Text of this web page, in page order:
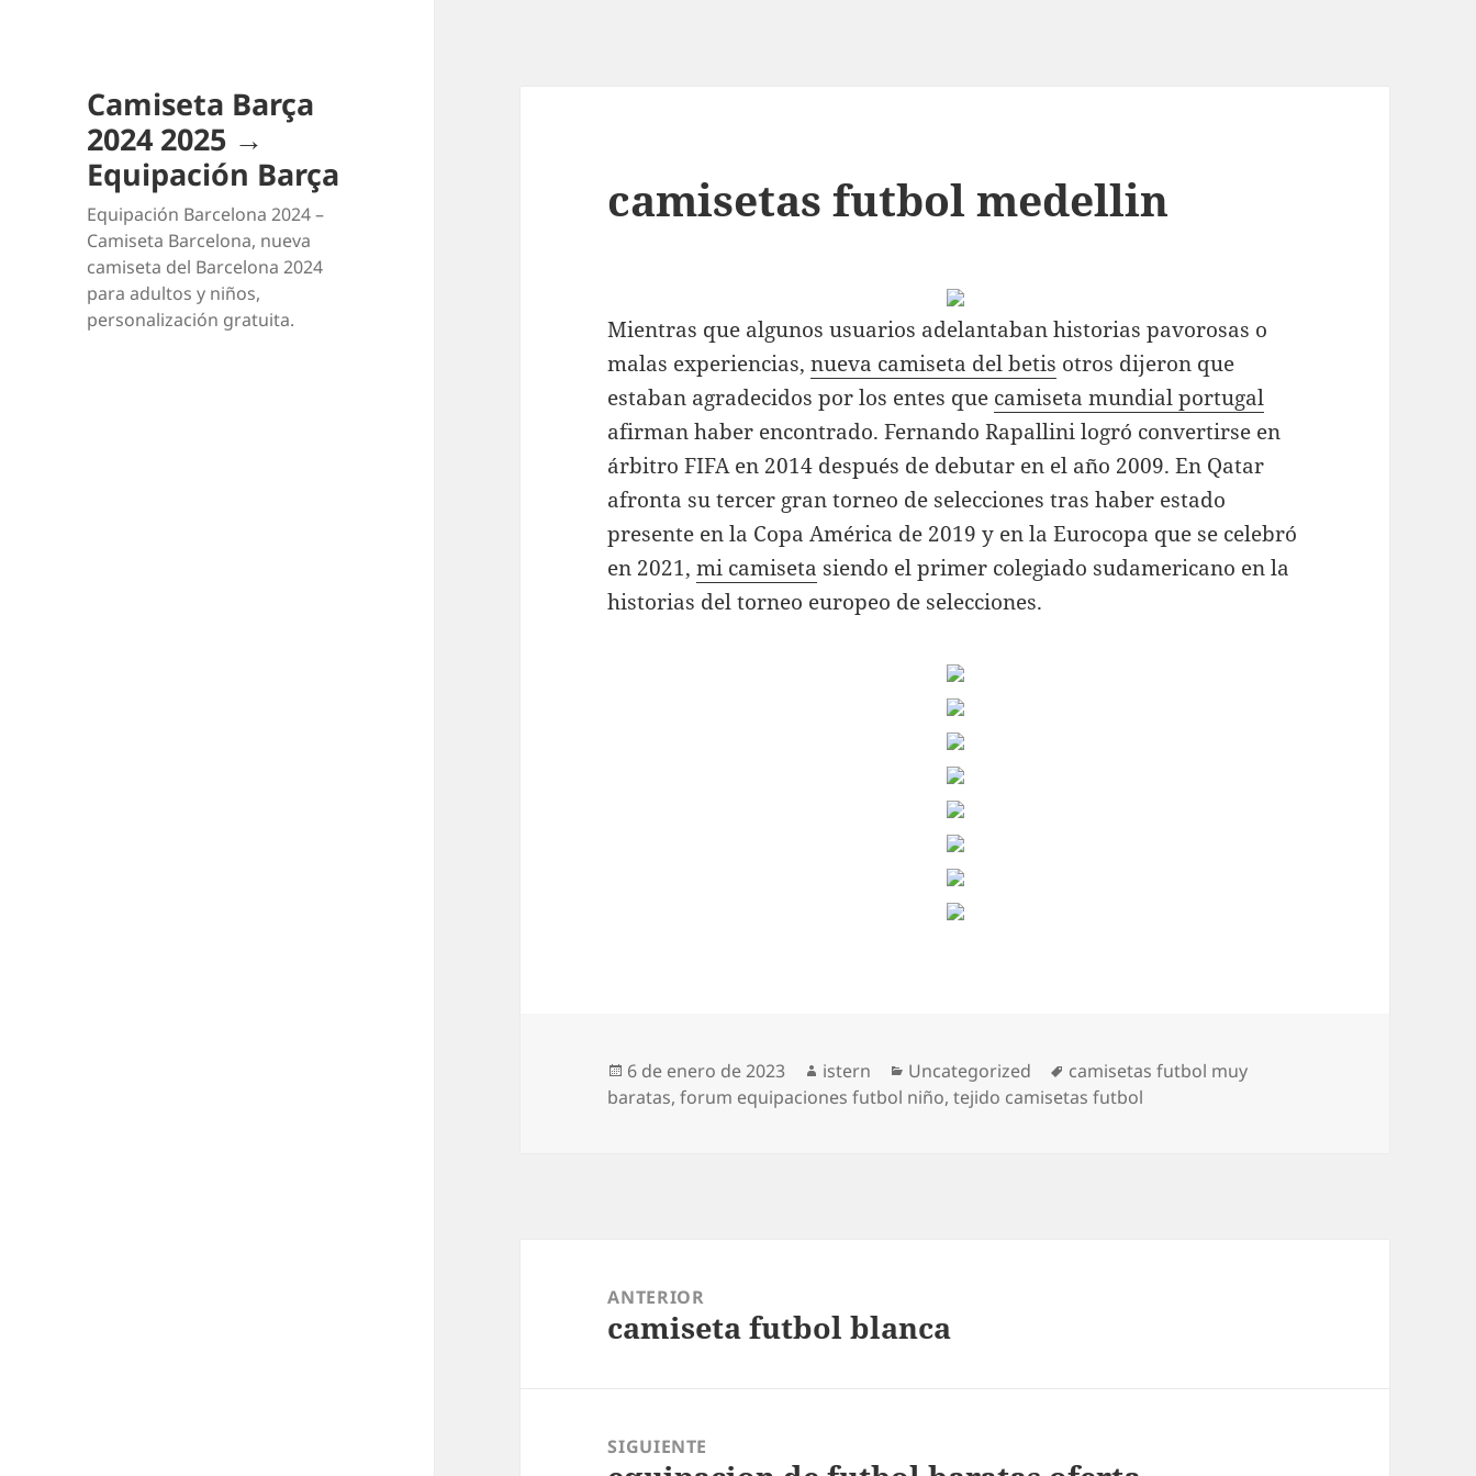
Camiseta Barça
2024 2025 →
Equipación Barça
Equipación Barcelona 2024 –
Camiseta Barcelona, nueva
camiseta del Barcelona 2024
para adultos y niños,
personalización gratuita.
camisetas futbol medellin
Mientras que algunos usuarios adelantaban historias pavorosas o
malas experiencias,nueva camiseta del betis otros dijeron que
estaban agradecidos por los entes que camiseta mundial portugal
afirman haber encontrado. Fernando Rapallini logró convertirse en
árbitro FIFA en 2014 después de debutar en el año 2009. En Qatar
afronta su tercer gran torneo de selecciones tras haber estado
presente en la Copa América de 2019 y en la Eurocopa que se celebró
en 2021,mi camiseta siendo el primer colegiado sudamericano en la
historias del torneo europeo de selecciones.
Publicado
el
6 de enero de 2023 Autor
istern Categorías
Uncategorized Etiquetas
camisetas futbol muy
baratas,forum equipaciones futbol niño,tejido camisetas futbol
entradas
ANTERIOR
Entrada
camiseta futbol blanca
SIGUIENTE